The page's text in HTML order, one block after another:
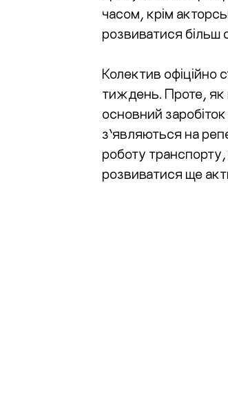
часом, крім
розвиватися більш
Колектив офіційно
тиждень. Проте, як
основний
з’являються на
роботу транспорту,
розвиватися ще